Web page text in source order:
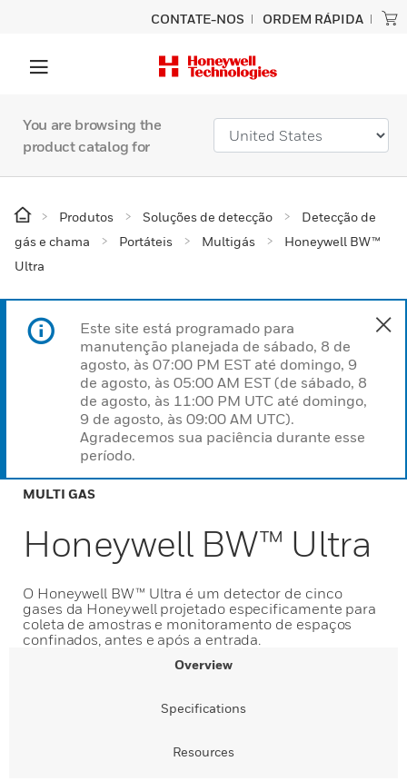
CONTATE-NOS ORDEM RÁPIDA
You are browsing the
product catalog for
Produtos Soluções de detecção
Detecção de
gás e chama
Portáteis Multigás
Honeywell BW™
Ultra
Este site está programado para
manutenção planejada de sábado, 8 de
agosto, às 07:00 PM EST até domingo, 9
de agosto, às 05:00 AM EST (de sábado, 8
de agosto, às 11:00 PM UTC até domingo,
9 de agosto, às 09:00 AM UTC).
Agradecemos sua paciência durante esse
período.
MULTI GAS
Honeywell BW™ Ultra
O Honeywell BW™ Ultra é um detector de cinco
gases da Honeywell projetado especificamente para
coleta de amostras e monitoramento de espaços
confinados, antes e após a entrada.
Overview
Specifications
Resources